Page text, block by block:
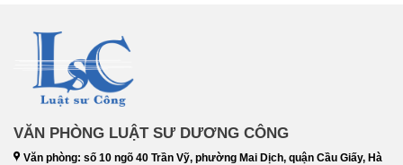
VĂN PHÒNG LUẬT SƯ DƯƠNG CÔNG
Văn phòng: số 10 ngõ 40 Trần Vỹ, phường Mai Dịch, quận Cầu Giấy, Hà